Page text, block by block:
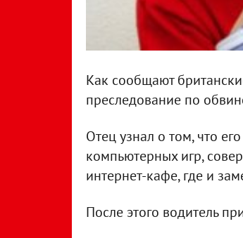
Как сообщают
преследование по
Отец узнал о том, что
компьютерных игр,
интернет-кафе, где и
После этого водитель